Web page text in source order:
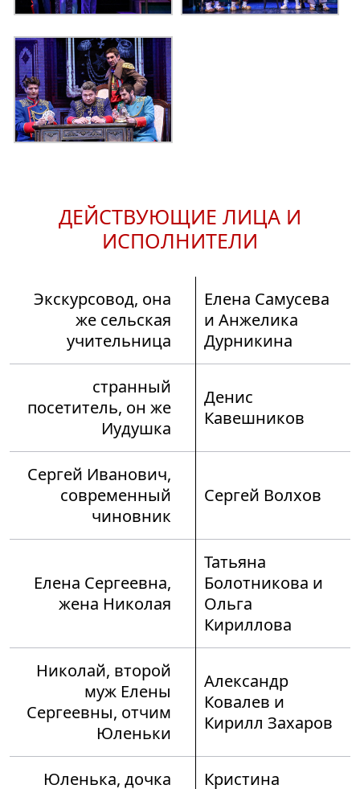
ДЕЙСТВУЮЩИЕ ЛИЦА И
ИСПОЛНИТЕЛИ
Экскурсовод, она
же сельская
учительница
Елена Самусева
и Анжелика
Дурникина
странный
посетитель, он же
Иудушка
Денис
Кавешников
Сергей Иванович,
современный
чиновник
Сергей Волхов
Елена Сергеевна,
жена Николая
Татьяна
Болотникова и
Ольга
Кириллова
Николай, второй
муж Елены
Сергеевны, отчим
Юленьки
Александр
Ковалев и
Кирилл Захаров
Юленька, дочка
Кристина